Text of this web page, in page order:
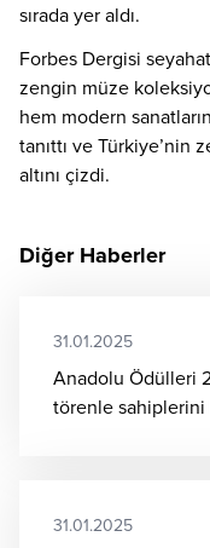
sırada yer aldı.
Forbes Dergisi
zengin müze
hem modern
tanıttı ve Türkiye’nin
altını çizdi.
Diğer Haberler
31.01.2025
Anadolu Ödülleri
törenle sahiplerini
31.01.2025